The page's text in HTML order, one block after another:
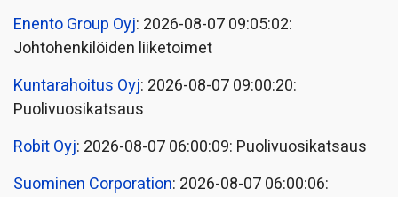
Enento Group Oyj: 2026-08-07 09:05:02:
Johtohenkilöiden liiketoimet
Kuntarahoitus Oyj: 2026-08-07 09:00:20:
Puolivuosikatsaus
Robit Oyj: 2026-08-07 06:00:09: Puolivuosikatsaus
Suominen Corporation: 2026-08-07 06:00:06: